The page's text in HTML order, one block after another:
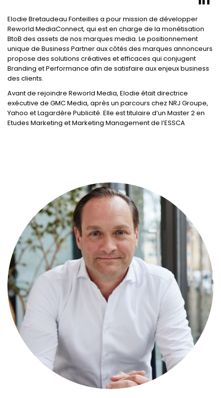
Elodie Bretaudeau Fonteilles a pour mission de développer
Reworld MediaConnect, qui est en charge de la monétisation
BtoB des assets de nos marques media. Le positionnement
unique de Business Partner aux côtés des marques annonceurs
propose des solutions créatives et efficaces qui conjugent
Branding et Performance afin de satisfaire aux enjeux business
des clients.
Avant de rejoindre Reworld Media, Elodie était directrice
exécutive de GMC Media, après un parcours chez NRJ Groupe,
Yahoo et Lagardère Publicité. Elle est titulaire d’un Master 2 en
Etudes Marketing et Marketing Management de l’ESSCA